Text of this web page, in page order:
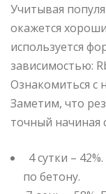
Учитывая
окажется
используется
зависимостью:
Ознакомиться с
Заметим, что
точный начиная
4 сутки –
по бетону.